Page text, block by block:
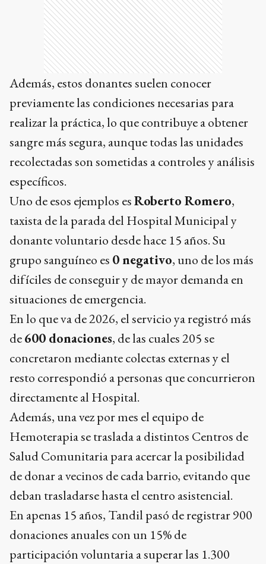
Además, estos donantes suelen conocer
previamente las condiciones necesarias para
realizar la práctica, lo que contribuye a obtener
sangre más segura, aunque todas las unidades
recolectadas son sometidas a controles y análisis
específicos.
Uno de esos ejemplos esRoberto Romero,
taxista de la parada del Hospital Municipal y
donante voluntario desde hace 15 años. Su
grupo sanguíneo es 0 negativo, uno de los más
difíciles de conseguir y de mayor demanda en
situaciones de emergencia.
En lo que va de 2026, el servicio ya registró más
de600 donaciones, de las cuales 205 se
concretaron mediante colectas externas y el
resto correspondió a personas que concurrieron
directamente al Hospital.
Además, una vez por mes el equipo de
Hemoterapia se traslada a distintos Centros de
Salud Comunitaria para acercar la posibilidad
de donar a vecinos de cada barrio, evitando que
deban trasladarse hasta el centro asistencial.
En apenas 15 años, Tandil pasó de registrar 900
donaciones anuales con un 15% de
participación voluntaria a superar las 1.300